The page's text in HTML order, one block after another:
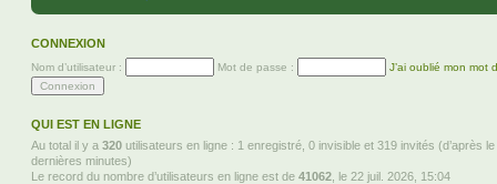
CONNEXION
Nom d’utilisateur : Mot de passe : J’ai oublié mon mot
QUI EST EN LIGNE
Au total il y a 320 utilisateurs en ligne : 1 enregistré, 0 invisible et 319 invités (d’après
dernières minutes)
Le record du nombre d’utilisateurs en ligne est de 41062 , le 22 juil. 2026, 15:04